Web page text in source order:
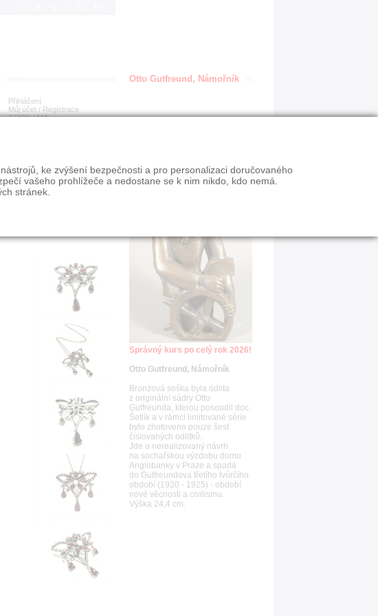
Přihlášení
Můj účet / Registrace
GDPR/AML
Otto Gutfreund, Námořník
Správný kurs po celý rok 2026!
Otto Gutfreund, Námořník
Bronzová soška byla odlita
z originální sádry Otto
Gutfreunda, kterou posoudil doc.
Šetlík a v rámci limitované série
bylo zhotoveno pouze šest
číslovaných odlitků.
Jde o nerealizovaný návrh
na sochařskou výzdobu domu
Anglobanky v Praze a spadá
do Gutfreundova třetího tvůrčího
období (1920 - 1925) - období
nové věcnosti a civilismu.
Výška 24,4 cm.
ke zvýšení bezpečnosti a pro personalizaci doručovaného
vašeho prohlížeče a nedostane se k nim nikdo, kdo nemá.
stránek.